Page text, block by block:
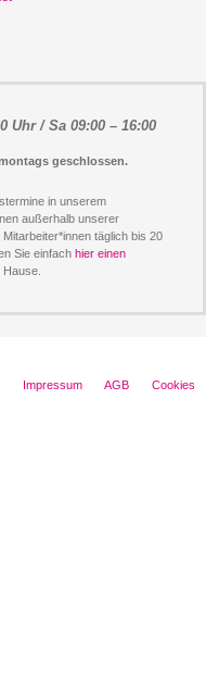
Uhr / Sa 09:00 – 16:00
geschlossen.
in unserem
außerhalb unserer
täglich bis 20
Sie einfach hier einen
Hause.
Impressum AGB Cookies